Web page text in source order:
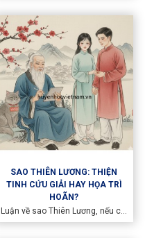
hiểu thông thường về một hung
tinh, Thất Sát chính là điểm bộc
phát của dương khí chưa được
điều hòa.
SAO THIÊN LƯƠNG: THIỆN
TINH CỨU GIẢI HAY HỌA TRÌ
HOÃN?
Luận về sao Thiên Lương, nếu chỉ
dừng lại ở việc xem nó như một